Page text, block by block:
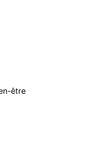
être